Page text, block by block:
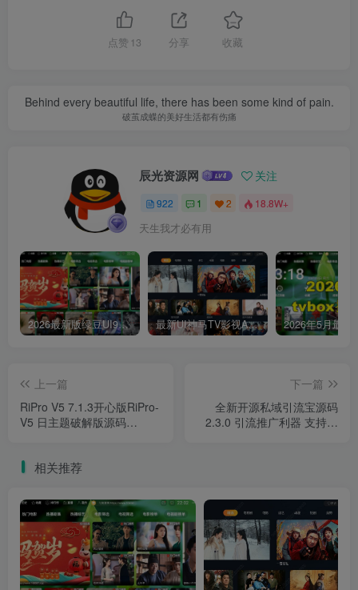
点赞 13 分享 收藏
Behind every beautiful life, there has been some kind of pain.
破茧成蝶的美好生活都有伤痛
辰光资源网 关注
922 1 2 18.8W+
天生我才必有用
2026最新版绿豆UI9双端影视APP源码 最新UI神马TV影视APP源码 乐檬影视苹果CMS后台 包含前后端源码
上一篇
RiPro V5 7.1.3开心版RiPro-
V5 日主题破解版源码
下一篇
全新开源私域引流宝源码
2.3.0 引流推广利器 支持群
相关推荐